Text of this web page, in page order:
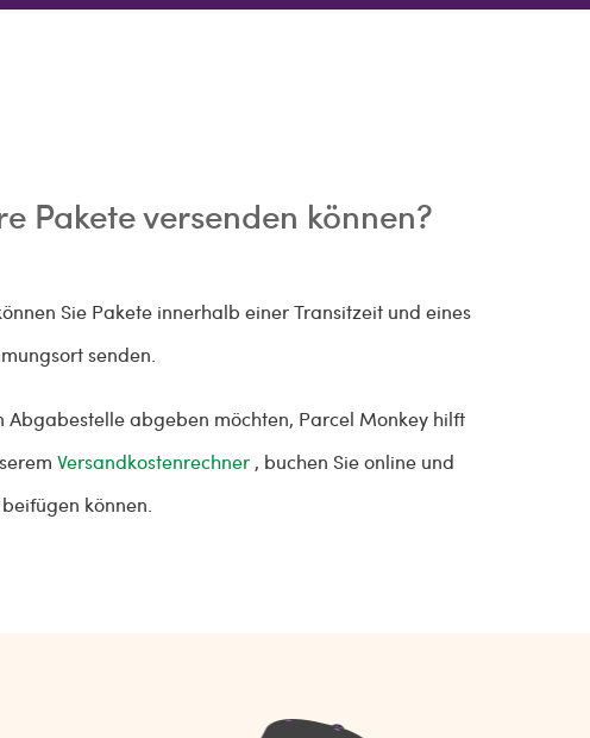
Pakete versenden können?
Sie Pakete innerhalb einer Transitzeit und eines
senden.
Abgabestelle abgeben möchten, Parcel Monkey hilft
Versandkostenrechner , buchen Sie online und
können.